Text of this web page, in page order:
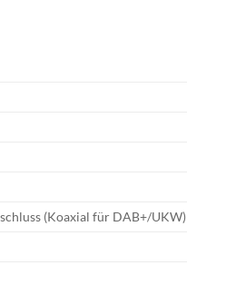
(Koaxial für DAB+/UKW)